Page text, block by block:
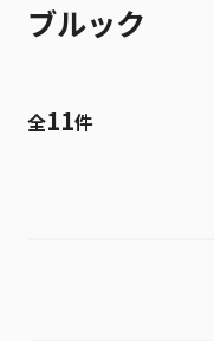
ブルック
全11件